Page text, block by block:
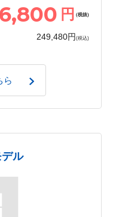
円 (税抜)
249,480円 (税込)
ら
ル